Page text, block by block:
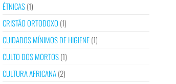
ÉTNICAS(1)
CRISTÃO ORTODOXO (1)
CUIDADOS MÍNIMOS DE HIGIENE(1)
CULTO DOS MORTOS(1)
CULTURA AFRICANA(2)